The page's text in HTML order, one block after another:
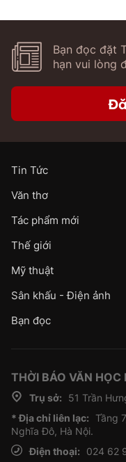
Bạn đọc đặt
hạn vui lòng
Tin Tức
Văn thơ
Tác phẩm mới
Thế giới
Mỹ thuật
Sân khấu - Điện ảnh
Bạn đọc
THỜI BÁO VĂN HỌC
Trụ sở:
51 Trần
* Địa chỉ liên lạc: Tầng
Nghĩa Đô, Hà Nội.
Điện thoại:
024 62